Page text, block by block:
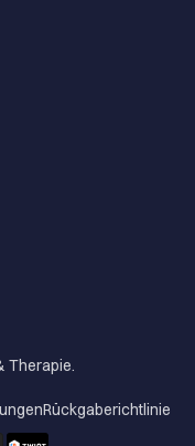
Therapie.
Rückgaberichtlinie